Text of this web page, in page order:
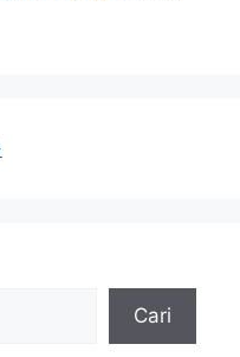
Cari